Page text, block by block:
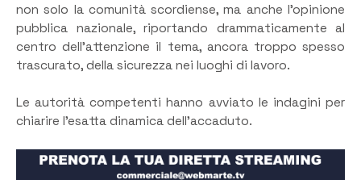
non solo la comunità scordiense, ma anche l’opinione
pubblica nazionale, riportando drammaticamente al
centro dell’attenzione il tema, ancora troppo spesso
trascurato, della sicurezza nei luoghi di lavoro.
Le autorità competenti hanno avviato le indagini per
chiarire l’esatta dinamica dell’accaduto.